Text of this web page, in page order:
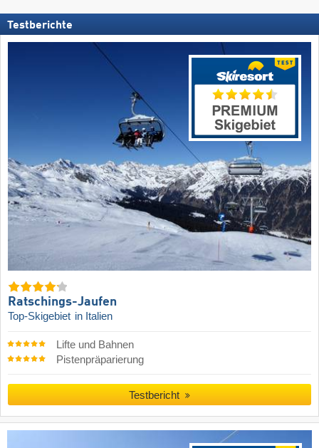
Testberichte
Ratschings-Jaufen
Top-Skigebiet in Italien
Lifte und Bahnen
Pistenpräparierung
Testbericht